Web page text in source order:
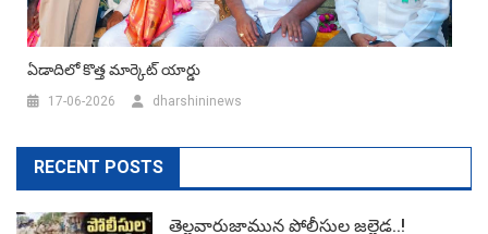
ఏడాదిలో కొత్త మార్కెట్ యార్డు
17-06-2026 dharshininews
RECENT POSTS
తెల్లవారుజామున పోలీసుల జల్లెడ..!